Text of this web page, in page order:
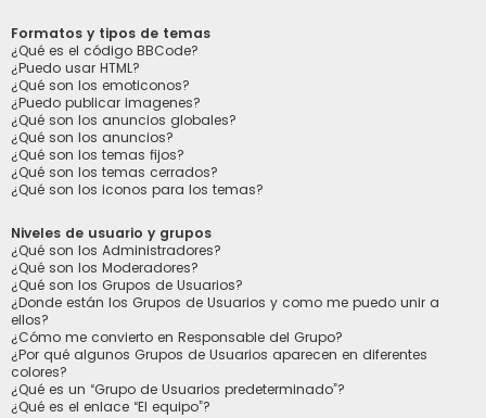
Formatos y tipos de temas
¿Qué es el código BBCode?
¿Puedo usar HTML?
¿Qué son los emoticonos?
¿Puedo publicar imagenes?
¿Qué son los anuncios globales?
¿Qué son los anuncios?
¿Qué son los temas fijos?
¿Qué son los temas cerrados?
¿Qué son los iconos para los temas?
Niveles de usuario y grupos
¿Qué son los Administradores?
¿Qué son los Moderadores?
¿Qué son los Grupos de Usuarios?
¿Donde están los Grupos de Usuarios y como me puedo unir a
ellos?
¿Cómo me convierto en Responsable del Grupo?
¿Por qué algunos Grupos de Usuarios aparecen en diferentes
colores?
¿Qué es un “Grupo de Usuarios predeterminado”?
¿Qué es el enlace “El equipo”?